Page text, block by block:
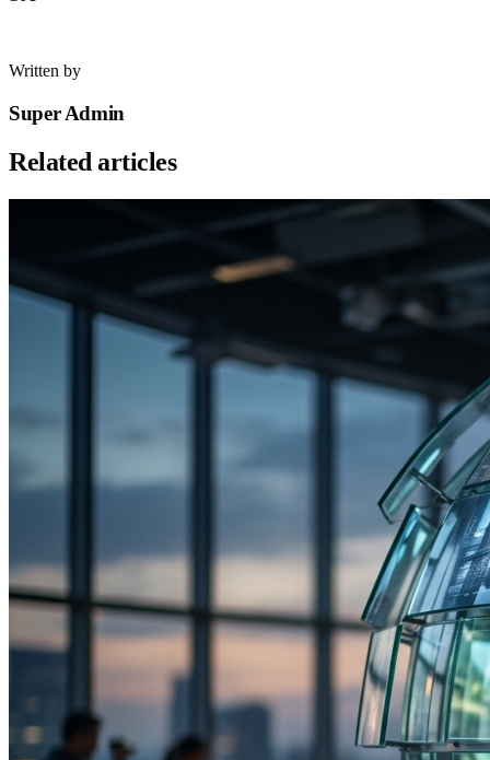
Written by
Super Admin
Related articles